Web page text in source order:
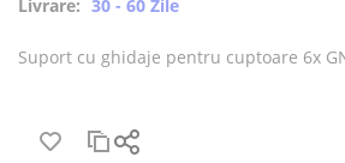
Livrare: 30 - 60 Zile
Suport cu ghidaje pentru cuptoare 6x